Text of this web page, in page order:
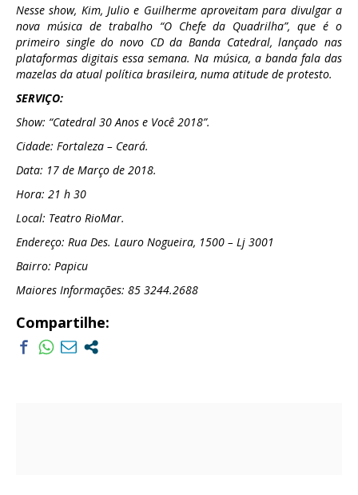
Nesse show, Kim, Julio e Guilherme aproveitam para divulgar a
nova música de trabalho “O Chefe da Quadrilha”, que é o
primeiro single do novo CD da Banda Catedral, lançado nas
plataformas digitais essa semana. Na música, a banda fala das
mazelas da atual política brasileira, numa atitude de protesto.
SERVIÇO:
Show: “Catedral 30 Anos e Você 2018”.
Cidade: Fortaleza – Ceará.
Data: 17 de Março de 2018.
Hora: 21 h 30
Local: Teatro RioMar.
Endereço: Rua Des. Lauro Nogueira, 1500 – Lj 3001
Bairro: Papicu
Maiores Informações: 85 3244.2688
Compartilhe: